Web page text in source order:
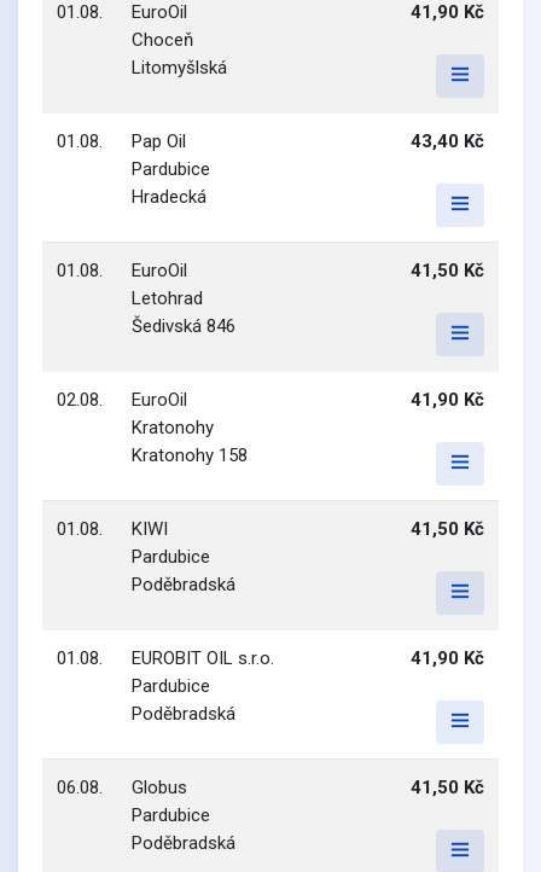
01.08.
EuroOil
Choceň
Litomyšlská
41,90 Kč
01.08.
Pap Oil
Pardubice
Hradecká
43,40 Kč
01.08.
EuroOil
Letohrad
Šedivská 846
41,50 Kč
02.08.
EuroOil
Kratonohy
Kratonohy 158
41,90 Kč
01.08.
KIWI
Pardubice
Poděbradská
41,50 Kč
01.08.
EUROBIT OIL s.r.o.
Pardubice
Poděbradská
41,90 Kč
06.08.
Globus
Pardubice
Poděbradská
41,50 Kč